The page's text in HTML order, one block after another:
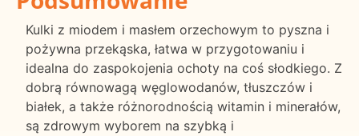
Kulki z miodem i masłem orzechowym to pyszna i
pożywna przekąska, łatwa w przygotowaniu i
idealna do zaspokojenia ochoty na coś słodkiego. Z
dobrą równowagą węglowodanów, tłuszczów i
białek, a także różnorodnością witamin i minerałów,
są zdrowym wyborem na szybką i